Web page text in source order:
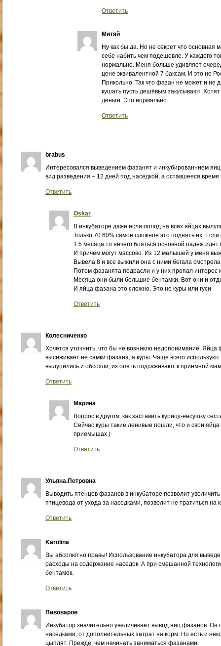
Ответить
Митяй
Ну как бы да. Но не секрет что основная
себе набить чем подешевле. У каждого
нормально. Меня больше удивляет
цене эквивалентной 7 баксам. И это не
Прикольно. Так что фазан не может и не
кушать пусть дешёвым закусывают.
деньги. Это нормально.
Ответить
brabus
Интересовался выведением фазанят и инкубированнием
вид разведения – 12 дней под наседкой, а оставшееся время
Ответить
Oskar
В инкубаторе даже если оплод на всех яйцах
Только 70 60% самое сложное это поднять их.
1.5 месяца то нечего бояться.основной падеж идёт
И причем могут массово. Из 12 малышей у меня
Вывела 8 и все выжили она с ними бегала
Потом фазанята подрасли и у них пропал интерес
Месяца они были большие бентамки. Вот они и
И яйца фазана это сложно. Это не куры или гуси
Ответить
Колесниченко
Хочется уточнить, что бы не возникло недопонимание.
высиживает не самки фазана, а куры. Чаще всего используют
вылупились и обсохли, их опять подсаживают к приемной
Ответить
Марина
Вопрос в другом, как заставить курицу-несушку
Сейчас куры такие ленивые пошли, что и свои
приемышах )
Ответить
Ульяна.Петровна
Выводить птенцов фазанов в инкубаторе позволит
птицевода от ухода за наседками, позволит не тратиться
Ответить
Karolina
Вы абсолютно правы! Использование инкубатора для
расходы на содержание наседок. А при смешанной
бентамок.
Ответить
Пивоваров
Инкубатор значительно увеличивает вывод яиц фазанов. Он
наседками, от дополнительных затрат на корм. Но есть и
цыплят. Прежде, чем начинать заниматься фазанами.